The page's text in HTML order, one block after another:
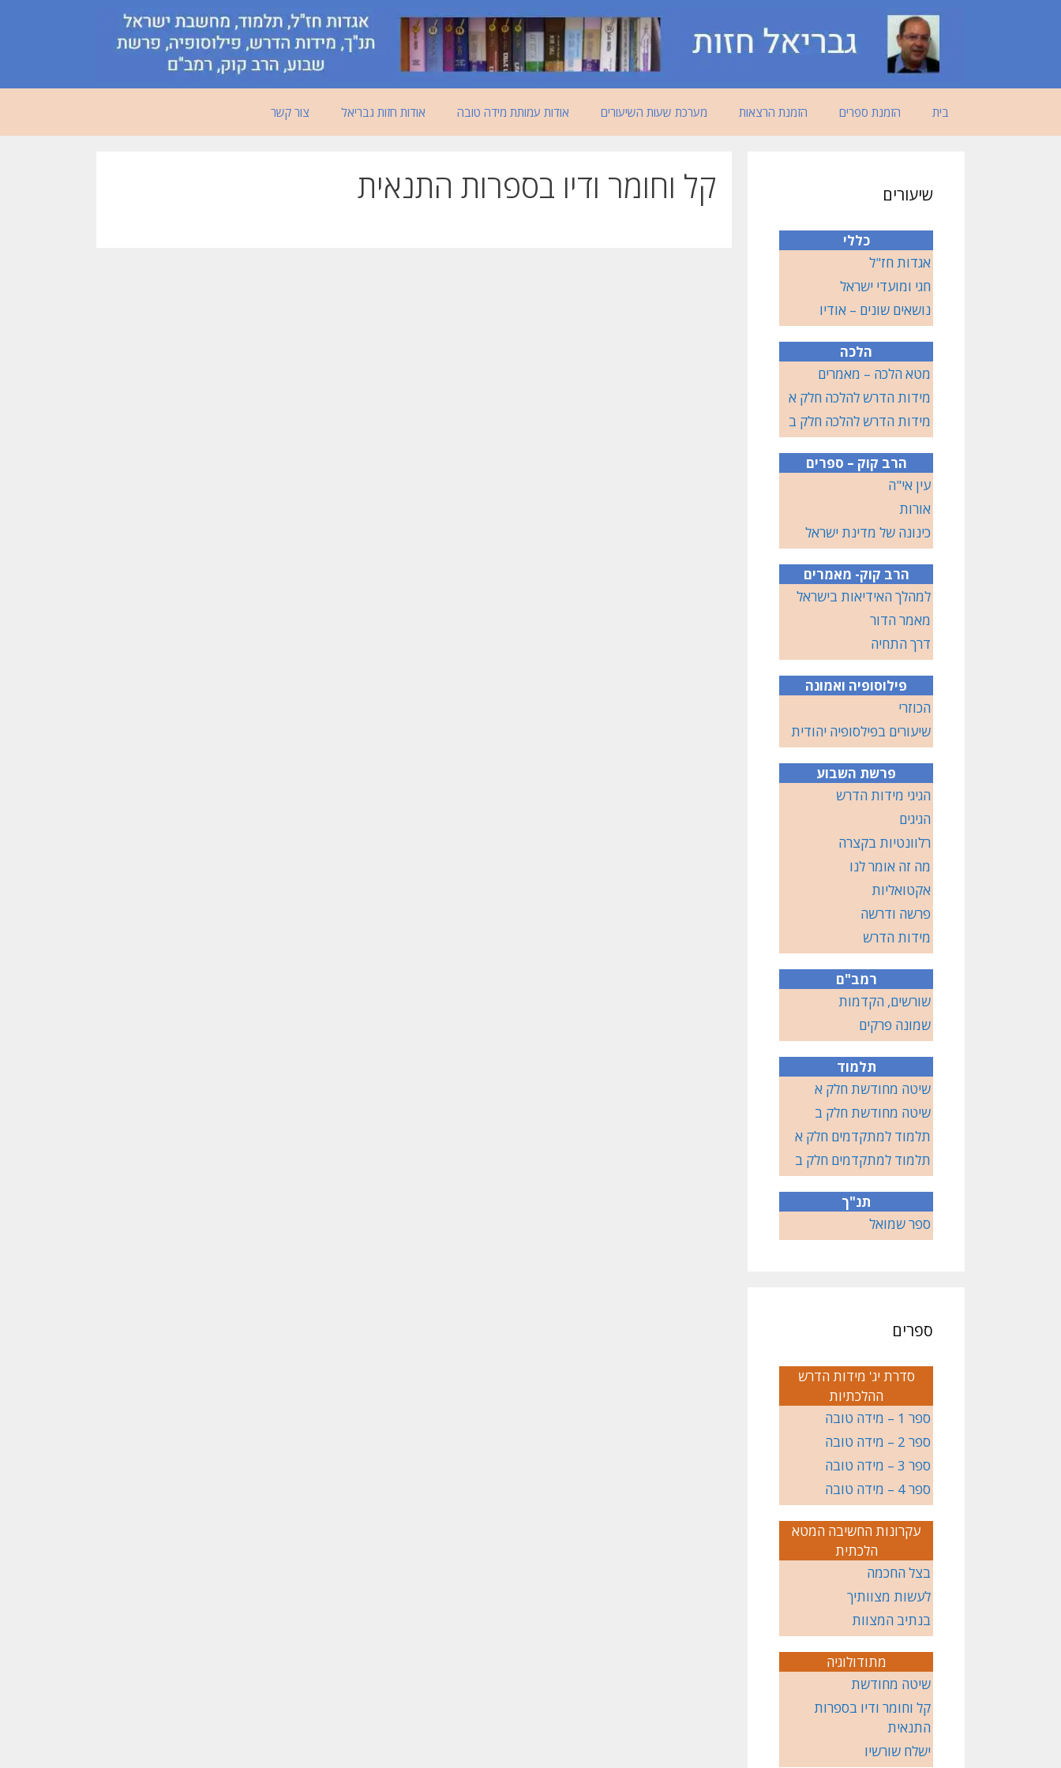
בית הזמנת ספרים הזמנת הרצאות מערכת שעות השיעורים אודות עמותת מידה טובה אודות חזות גבריאל צור קשר
קל וחומר ודיו בספרות התנאית שיעורים
כללי
אגדות חז"ל
חגי ומועדי ישראל
נושאים שונים – אודיו
הלכה
מטא הלכה – מאמרים
מידות הדרש להלכה חלק א
מידות הדרש להלכה חלק ב
הרב קוק – ספרים
עין אי"ה
אורות
כינונה של מדינת ישראל
הרב קוק- מאמרים
למהלך האידיאות בישראל
מאמר הדור
דרך התחיה
פילוסופיה ואמונה
הכוזרי
שיעורים בפילסופיה יהודית
פרשת השבוע
הגיגי מידות הדרש
הגיגים
רלוונטיות בקצרה
מה זה אומר לנו
אקטואליות
פרשה ודרשה
מידות הדרש
רמב"ם
שורשים, הקדמות
שמונה פרקים
תלמוד
שיטה מחודשת חלק א
שיטה מחודשת חלק ב
תלמוד למתקדמים חלק א
תלמוד למתקדמים חלק ב
תנ"ך
ספר שמואל
ספרים
סדרת יג' מידות הדרש
ההלכתיות
ספר 1 – מידה טובה
ספר 2 – מידה טובה
ספר 3 – מידה טובה
ספר 4 – מידה טובה
עקרונות החשיבה המטא
הלכתית
בצל החכמה
לעשות מצוותיך
בנתיב המצוות
מתודולוגיה
שיטה מחודשת
קל וחומר ודיו בספרות
התנאית
ישלח שורשיו